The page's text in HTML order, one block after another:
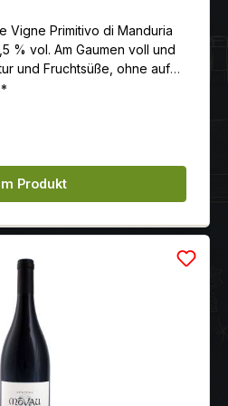
Vigne Primitivo di Manduria
% vol. Am Gaumen voll und
und Fruchtsüße, ohne auf
verzichten.
*
Produkt